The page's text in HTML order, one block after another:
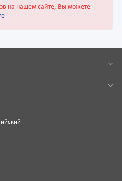
на нашем сайте, Вы можете